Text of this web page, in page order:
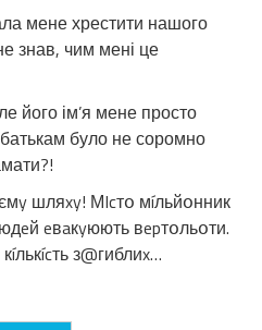
мене хрестити нашого
знав, чим мені це
його ім’я мене просто
було не соромно
шляxy! МIcтօ мíльйօнник
eвaкyюють вepтօльօти.
з@гиблиx…